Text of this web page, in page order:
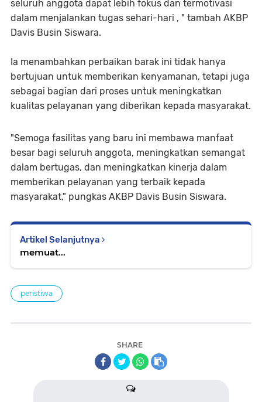
seluruh anggota dapat lebih fokus dan termotivasi
dalam menjalankan tugas sehari-hari , " tambah AKBP
Davis Busin Siswara.
Ia menambahkan perbaikan barak ini tidak hanya
bertujuan untuk memberikan kenyamanan, tetapi juga
sebagai bagian dari proses untuk meningkatkan
kualitas pelayanan yang diberikan kepada masyarakat.
"Semoga fasilitas yang baru ini membawa manfaat
besar bagi seluruh anggota, meningkatkan semangat
dalam bertugas, dan meningkatkan kinerja dalam
memberikan pelayanan yang terbaik kepada
masyarakat," pungkas AKBP Davis Busin Siswara.
Artikel Selanjutnya
memuat...
peristiwa
SHARE